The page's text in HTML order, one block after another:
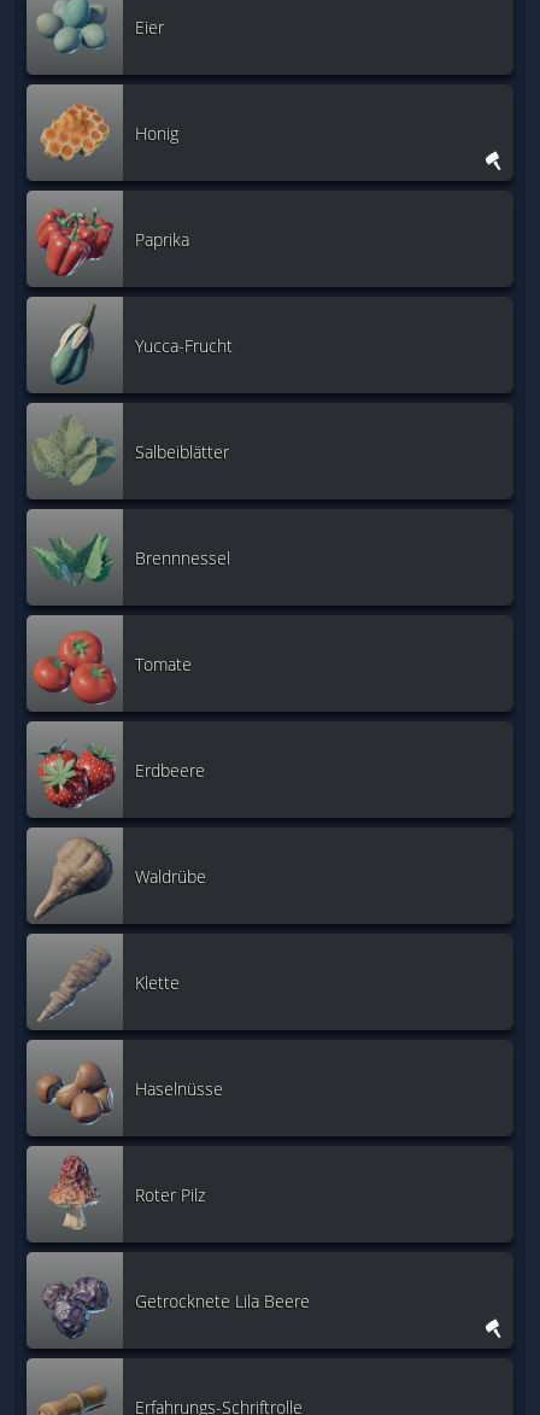
Eier
Honig
Paprika
Yucca-Frucht
Salbeiblätter
Brennnessel
Tomate
Erdbeere
Waldrübe
Klette
Haselnüsse
Roter Pilz
Getrocknete Lila Beere
Erfahrungs-Schriftrolle